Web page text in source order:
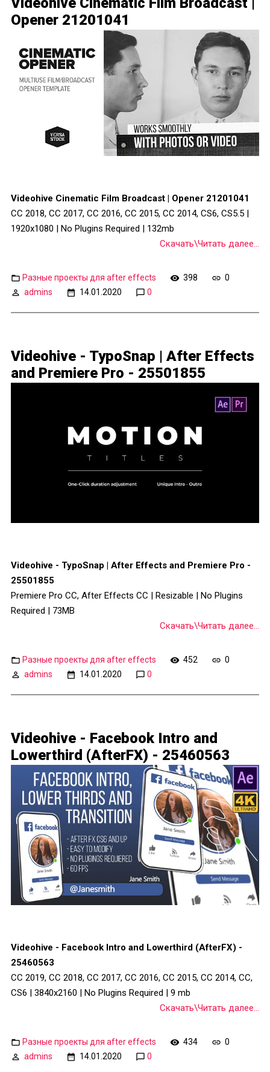
Opener 21201041
Videohive Cinematic Film Broadcast | Opener 21201041
CC 2018, CC 2017, CC 2016, CC 2015, CC 2014, CS6, CS5.5 |
1920x1080 | No Plugins Required | 132mb
Скачать\Читать далее...
Разные проекты для after effects 398
0
admins
14.01.2020 0
Videohive - TypoSnap | After Effects
and Premiere Pro - 25501855
Videohive - TypoSnap | After Effects and Premiere Pro -
25501855
Premiere Pro CC, After Effects CC | Resizable | No Plugins
Required | 73MB
Скачать\Читать далее...
Разные проекты для after effects 452
0
admins
14.01.2020 0
Videohive - Facebook Intro and
Lowerthird (AfterFX) - 25460563
Videohive - Facebook Intro and Lowerthird (AfterFX) -
25460563
CC 2019, CC 2018, CC 2017, CC 2016, CC 2015, CC 2014, CC,
CS6 | 3840x2160 | No Plugins Required | 9 mb
Скачать\Читать далее...
Разные проекты для after effects 434
0
admins
14.01.2020 0